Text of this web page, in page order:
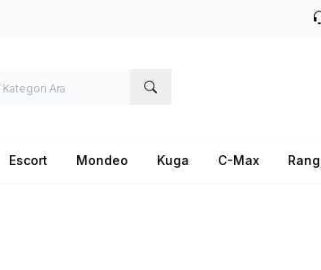
Escort Mondeo Kuga C-Max